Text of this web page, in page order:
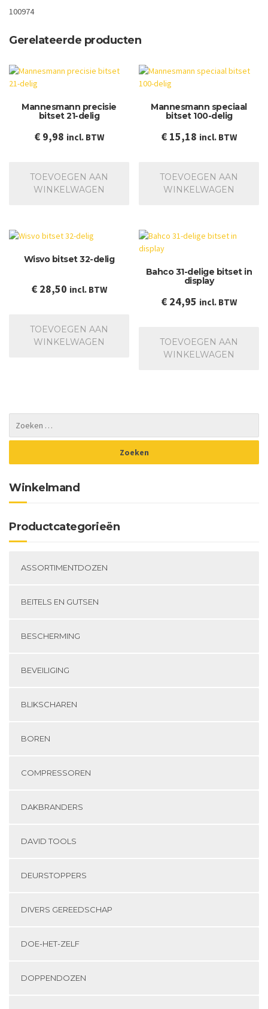
100974
Gerelateerde producten
Mannesmann precisie
bitset 21-delig
€9,98 incl. BTW
TOEVOEGEN AAN
WINKELWAGEN
Mannesmann speciaal
bitset 100-delig
€ 15,18 incl. BTW
TOEVOEGEN AAN
WINKELWAGEN
Wisvo bitset 32-delig
€28,50 incl. BTW
TOEVOEGEN AAN
WINKELWAGEN
Bahco 31-delige bitset in
display
€ 24,95 incl. BTW
TOEVOEGEN AAN
WINKELWAGEN
Winkelmand
Productcategorieën
ASSORTIMENTDOZEN
BEITELS EN GUTSEN
BESCHERMING
BEVEILIGING
BLIKSCHAREN
BOREN
COMPRESSOREN
DAKBRANDERS
DAVID TOOLS
DEURSTOPPERS
DIVERS GEREEDSCHAP
DOE-HET-ZELF
DOPPENDOZEN